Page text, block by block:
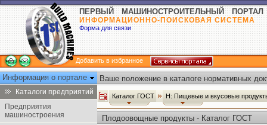
ПЕРВЫЙ МАШИНОСТРОИТЕЛЬНЫЙ ПОРТАЛ
ИНФОРМАЦИОННО-ПОИСКОВАЯ СИСТЕМА
Форма для связи
Добавить в избранное
Информация о портале
Каталоги предприятий
Предприятия
машиностроения
Ваше положение в каталоге нормативных
Каталог ГОСТ Н: Пищевые и вкусовые
Плодоовощные продукты - Каталог ГОСТ